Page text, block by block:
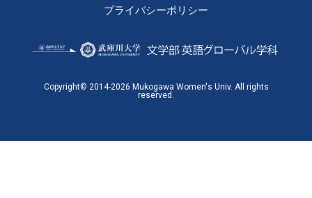
プライバシーポリシー
Copyright© 2014-2026 Mukogawa Women's Univ. All rights
reserved.